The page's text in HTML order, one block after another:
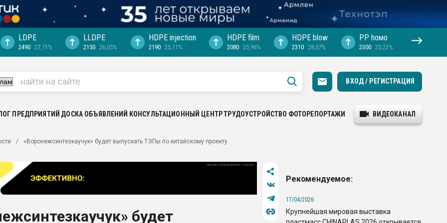
выходит на
рынке
LDPE
2490 27,71%
LLDPE
2150 26,05%
HDPE injection
2190 25,11%
HDPE film
2080 25,96%
HDPE blow
2310 28,57%
PP hомо
2300 25,22%
ВХОД / РЕГИСТРАЦИЯ
ПРЕДПРИЯТИЙ ДОСКА ОБЪЯВЛЕНИЙ КОНСУЛЬТАЦИОННЫЙ ЦЕНТРТРУДОУСТРОЙСТВО ФОТОРЕПОРТАЖИ ВИДЕОКАНАЛ
«Воронежсинтезкаучук» будет выпускать ТЭПы по китайскому проекту
будет
Рекомендуемое:
17/04/2026
Крупнейшая мировая выставка